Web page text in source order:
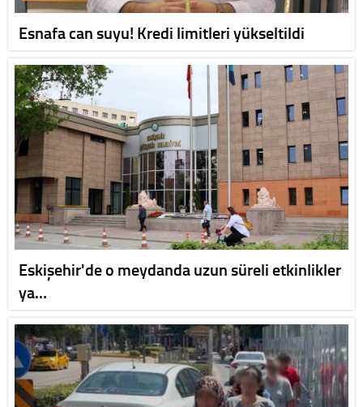
Esnafa can suyu! Kredi limitleri yükseltildi
Eskişehir'de o meydanda uzun süreli etkinlikler
ya…